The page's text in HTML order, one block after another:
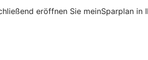
eröffnen Sie meinSparplan in